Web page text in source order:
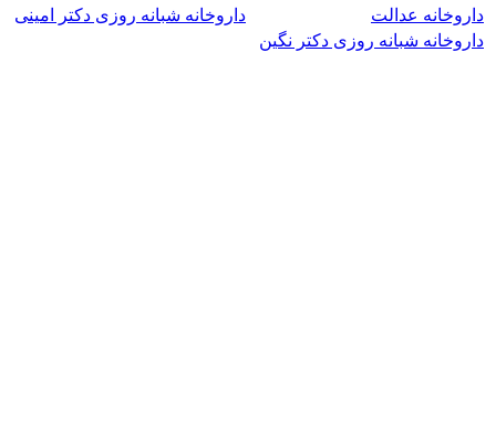
داروخانه عدالت
داروخانه شبانه روزی دکتر امینی
داروخانه شبانه روزی دکتر نگین